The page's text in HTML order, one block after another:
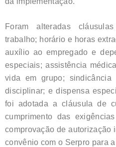
Foram alteradas
trabalho; horário e horas
auxílio ao empregado e
especiais; assistência
vida em grupo; sindicância
disciplinar; e dispensa
foi adotada a cláusula de
cumprimento das
comprovação de autorização
convênio com o Serpro para